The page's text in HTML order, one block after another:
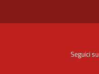
Seguici su